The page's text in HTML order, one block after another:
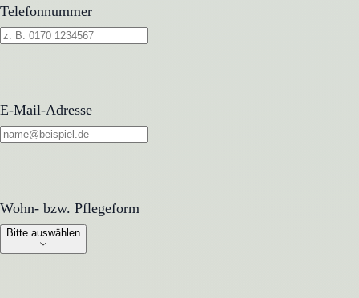
Telefonnummer
E-Mail-Adresse
Wohn- bzw. Pflegeform
Wohn- bzw. Pflegeform
Bitte auswählen